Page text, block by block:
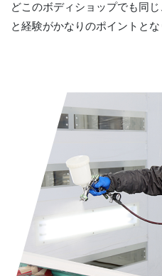
どこのボディショップでも同
と経験がかなりのポイントとな